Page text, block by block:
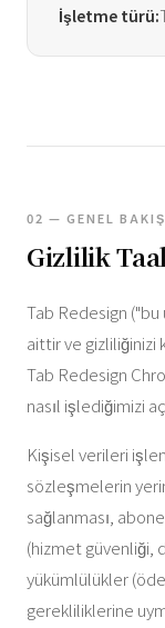
İşletme türü:
02 — GENEL BAKIŞ
Gizlilik
Tab Redesign
aittir ve gizliliğinizi
Tab Redesign
nasıl işlediğimizi
Kişisel verileri
sözleşmelerin
sağlanması,
(hizmet güvenliği,
yükümlülükler
gerekliliklerine